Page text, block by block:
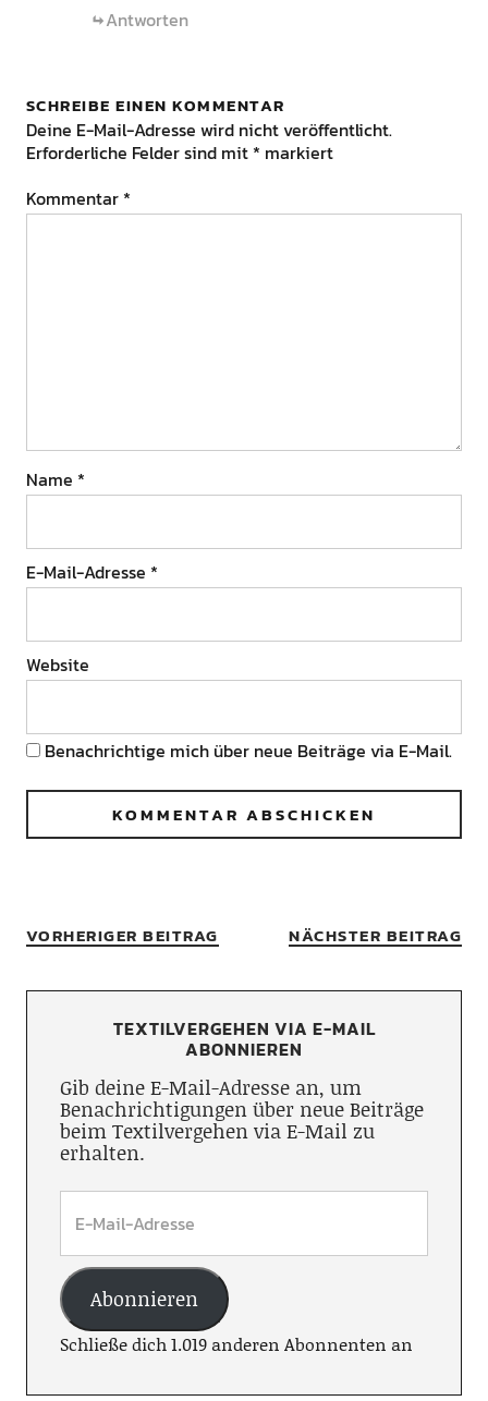
Antworten
SCHREIBE EINEN KOMMENTAR
Deine E-Mail-Adresse wird nicht veröffentlicht.
Erforderliche Felder sind mit * markiert
Kommentar *
Name *
E-Mail-Adresse *
Website
Benachrichtige mich über neue Beiträge via E-Mail.
VORHERIGER BEITRAG NÄCHSTER BEITRAG
TEXTILVERGEHEN VIA E-MAIL
ABONNIEREN
Gib deine E-Mail-Adresse an, um
Benachrichtigungen über neue Beiträge
beim Textilvergehen via E-Mail zu
erhalten.
Abonnieren
Schließe dich 1.019 anderen Abonnenten an